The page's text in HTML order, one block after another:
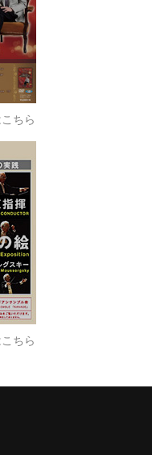
ちら
ちら